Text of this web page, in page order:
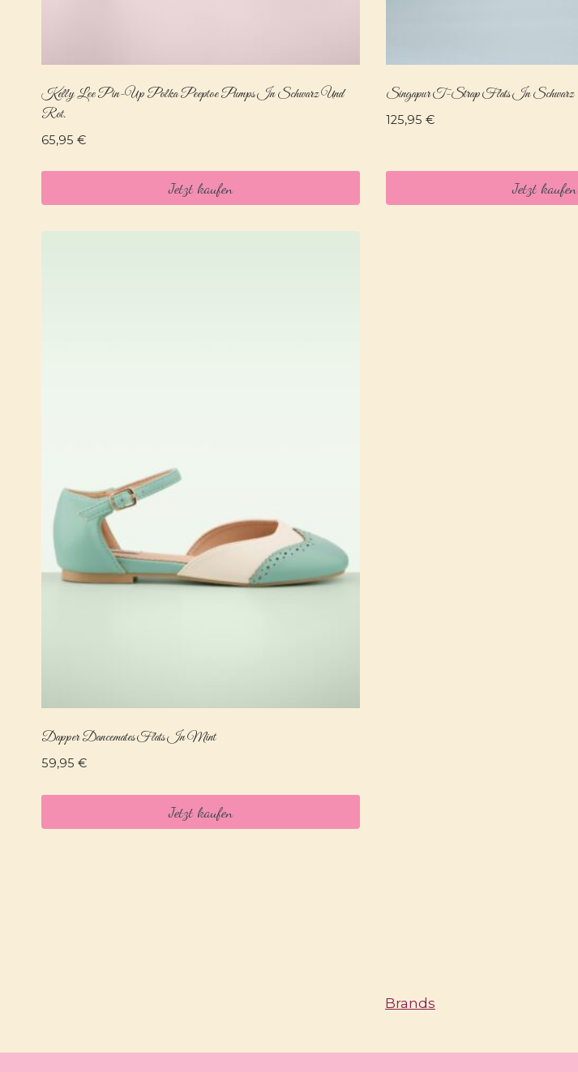
Kelly Lee Pin-Up Polka Peeptoe Pumps In Schwarz Und
Rot.
65,95 €
Jetzt kaufen
Singapur T-Strap Flats In Schwarz
125,95 €
Jetzt kaufen
Dapper Dancemates Flats In Mint
59,95 €
Jetzt kaufen
Brands